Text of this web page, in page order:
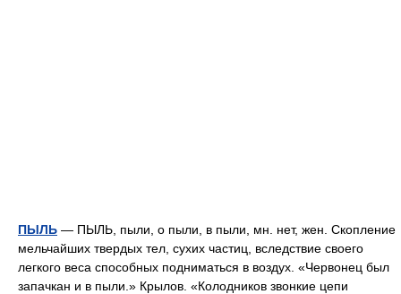
ПЫЛЬ — ПЫЛЬ, пыли, о пыли, в пыли, мн. нет, жен. Скопление
мельчайших твердых тел, сухих частиц, вследствие своего
легкого веса способных подниматься в воздух. «Червонец был
запачкан и в пыли.» Крылов. «Колодников звонкие цепи